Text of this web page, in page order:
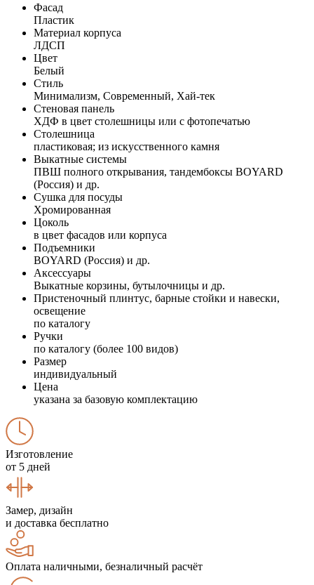
Фасад
Пластик
Материал корпуса
ЛДСП
Цвет
Белый
Стиль
Минимализм, Современный, Хай-тек
Стеновая панель
ХДФ в цвет столешницы или с фотопечатью
Столешница
пластиковая; из искусственного камня
Выкатные системы
ПВШ полного открывания, тандембоксы BOYARD
(Россия) и др.
Сушка для посуды
Хромированная
Цоколь
в цвет фасадов или корпуса
Подъемники
BOYARD (Россия) и др.
Аксессуары
Выкатные корзины, бутылочницы и др.
Пристеночный плинтус, барные стойки и навески,
освещение
по каталогу
Ручки
по каталогу (более 100 видов)
Размер
индивидуальный
Цена
указана за базовую комплектацию
Изготовление
от 5 дней
Замер, дизайн
и доставка бесплатно
Оплата наличными, безналичный расчёт